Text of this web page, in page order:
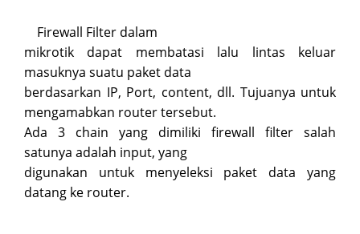
Firewall Filter dalam
mikrotik dapat membatasi lalu lintas keluar
masuknya suatu paket data
berdasarkan IP, Port, content, dll. Tujuanya untuk
mengamabkan router tersebut.
Ada 3 chain yang dimiliki firewall filter salah
satunya adalah input, yang
digunakan untuk menyeleksi paket data yang
datang ke router.